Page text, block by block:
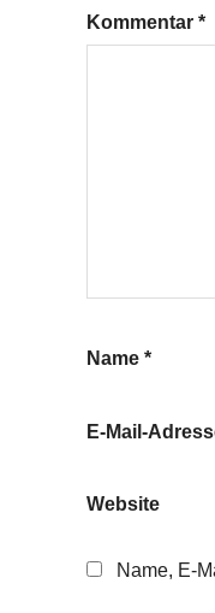
Kommentar *
Name *
E-Mail-
Website
Name, E-